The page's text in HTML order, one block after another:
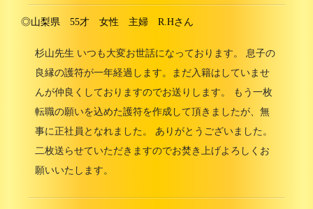
◎山梨県 55才 女性 主婦 R.Hさん
杉山先生 いつも大変お世話になっております。 息子の
良縁の護符が一年経過します。まだ入籍はしていませ
んが仲良くしておりますのでお送りします。 もう一枚
転職の願いを込めた護符を作成して頂きましたが、無
事に正社員となれました。 ありがとうございました。
二枚送らせていただきますのでお焚き上げよろしくお
願いいたします。